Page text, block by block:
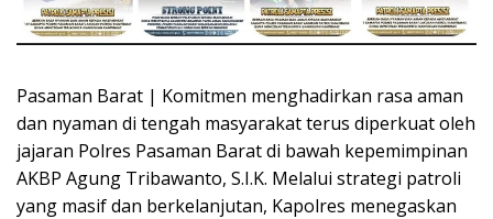
Pasaman Barat | Komitmen menghadirkan rasa aman
dan nyaman di tengah masyarakat terus diperkuat oleh
jajaran Polres Pasaman Barat di bawah kepemimpinan
AKBP Agung Tribawanto, S.I.K. Melalui strategi patroli
yang masif dan berkelanjutan, Kapolres menegaskan